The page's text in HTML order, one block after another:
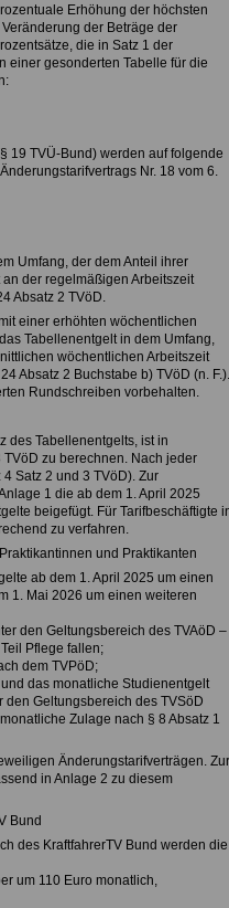
Erhöhung der höchsten
der Beträge der
die in Satz 1 der
einer gesonderten Tabelle für die
19 TVÜ-Bund) werden auf folgende
Nr. 18 vom 6.
Umfang, der dem Anteil ihrer
der regelmäßigen Arbeitszeit
Absatz 2 TVöD.
einer erhöhten wöchentlichen
Tabellenentgelt in dem Umfang,
wöchentlichen Arbeitszeit
Absatz 2 Buchstabe b) TVöD (n. F.).
Rundschreiben vorbehalten.
des Tabellenentgelts, ist in
zu berechnen. Nach jeder
Satz 2 und 3 TVöD). Zur
1 die ab dem 1. April 2025
beigefügt. Für Tarifbeschäftigte
zu verfahren.
und Praktikanten
ab dem 1. April 2025 um einen
1. Mai 2026 um einen weiteren
den Geltungsbereich des TVAöD –
Pflege fallen;
dem TVPöD;
das monatliche Studienentgelt
den Geltungsbereich des TVSöD
Zulage nach § 8 Absatz 1
Änderungstarifverträgen. Zur
in Anlage 2 zu diesem
Bund
des KraftfahrerTV Bund werden die
um 110 Euro monatlich,